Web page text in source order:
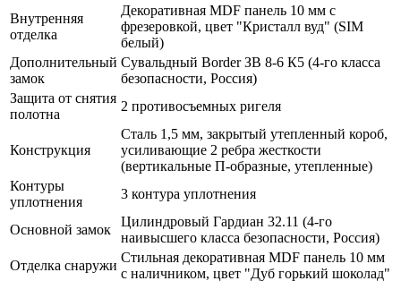
Внутренняя
отделка
Декоративная MDF панель 10 мм с
фрезеровкой, цвет "Кристалл вуд" (SIM
белый)
Дополнительный
замок
Сувальдный Border ЗВ 8-6 К5 (4-го класса
безопасности, Россия)
Защита от снятия
полотна
2 противосъемных ригеля
Конструкция
Сталь 1,5 мм, закрытый утепленный короб,
усиливающие 2 ребра жесткости
(вертикальные П-образные, утепленные)
Контуры
уплотнения
3 контура уплотнения
Основной замок
Цилиндровый Гардиан 32.11 (4-го
наивысшего класса безопасности, Россия)
Отделка снаружи
Стильная декоративная MDF панель 10 мм
с наличником, цвет "Дуб горький шоколад"